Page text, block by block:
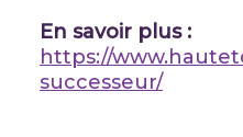
En savoir plus :
https://
successeur/